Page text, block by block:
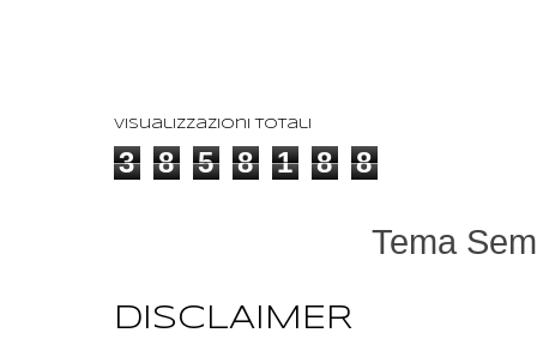
Visualizzazioni totali
3 8 5 8 1 8 8
Tema
DISCLAIMER